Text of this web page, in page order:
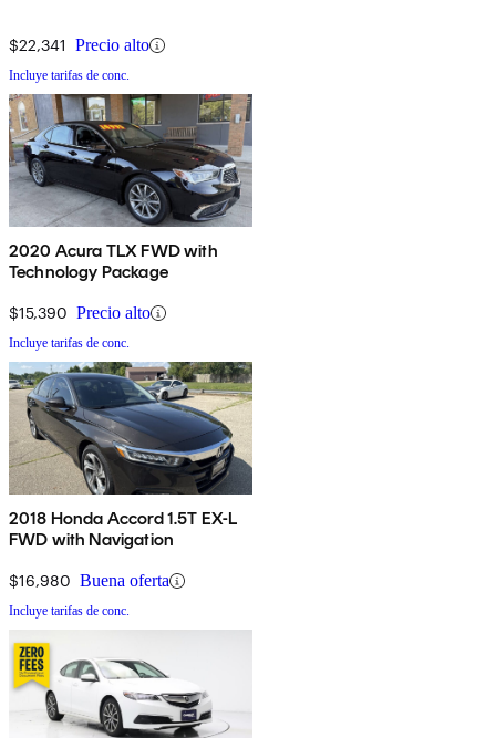
$22,341 Precio alto
Incluye tarifas de conc.
2020 Acura TLX FWD with
Technology Package
$15,390 Precio alto
Incluye tarifas de conc.
2018 Honda Accord 1.5T EX-L
FWD with Navigation
$16,980 Buena oferta
Incluye tarifas de conc.